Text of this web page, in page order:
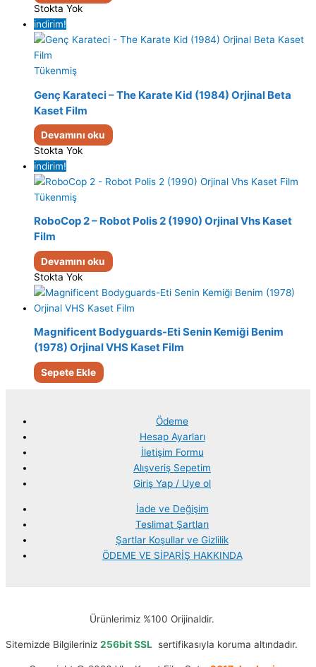
Stokta Yok
indirim!
Tükenmiş
Genç Karateci – The Karate Kid (1984) Orjinal Beta
Kaset Film
Devamını oku
Stokta Yok
indirim!
Tükenmiş
RoboCop 2 – Robot Polis 2 (1990) Orjinal Vhs Kaset
Film
Devamını oku
Stokta Yok
Magnificent Bodyguards-Eti Senin Kemiği Benim
(1978) Orjinal VHS Kaset Film
Sepete Ekle
Ödeme
Hesap Ayarları
İletişim Formu
Alışveriş Sepetim
Giriş Yap / Uye ol
İade ve Değişim
Teslimat Şartları
Şartlar Koşullar ve Gizlilik
ÖDEME VE SİPARİŞ HAKKINDA
Ürünlerimiz %100 Orijinaldir.
Sitemizde Bilgileriniz 256bit SSL sertifikasıyla koruma altındadır.